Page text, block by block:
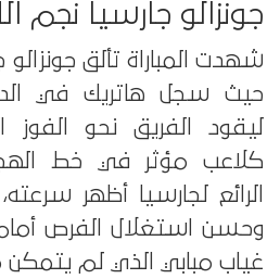
جونزالو جارسيا نجم
شهدت المباراة تألق
ليقود الفريق نحو الفوز
كلاعب مؤثر في خط
الرائع لجارسيا أظهر
وحسن استغلال الفرص
غياب مبابي الذي لم يتمكن